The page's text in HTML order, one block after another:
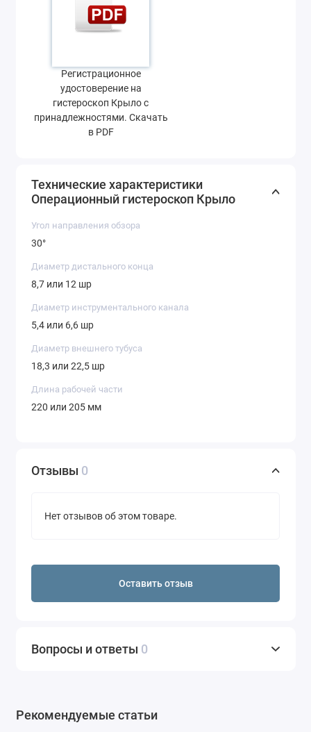
Регистрационное
удостоверение на
гистероскоп Крыло с
принадлежностями. Скачать
в PDF
Технические характеристики
Операционный гистероскоп Крыло
Угол направления обзора
30°
Диаметр дистального конца
8,7 или 12 шр
Диаметр инструментального канала
5,4 или 6,6 шр
Диаметр внешнего тубуса
18,3 или 22,5 шр
Длина рабочей части
220 или 205 мм
Отзывы 0
Нет отзывов об этом товаре.
Оставить отзыв
Вопросы и ответы 0
Рекомендуемые статьи